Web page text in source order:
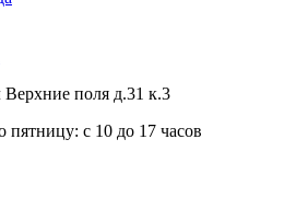
Верхние поля д.31 к.3
с 10 до 17 часов